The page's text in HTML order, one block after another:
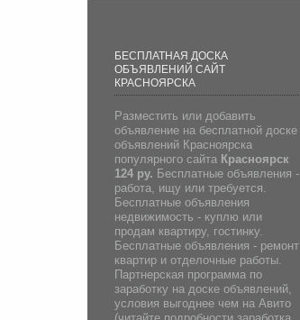
БЕСПЛАТНАЯ ДОСКА
ОБЪЯВЛЕНИЙ САЙТ
КРАСНОЯРСКА
Разместить или добавить
объявление на бесплатной доске
объявлений Красноярска
популярного сайта Красноярск
124 ру. Бесплатные объявления -
работа, ищу или требуется.
Бесплатные объявления
недвижимость - куплю или
продам квартиру, гостинку.
Бесплатные объявления - ремонт
квартир и отделочные работы.
Партнерская программа по
заработку на доске объявлений,
условия выгоднее чем на Авито